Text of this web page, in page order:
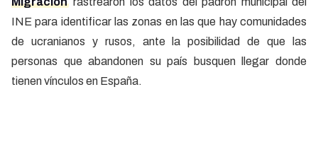
INE para identificar las zonas en las que hay comunidades
de ucranianos y rusos, ante la posibilidad de que las
personas que abandonen su país busquen llegar donde
tienen vínculos en España.